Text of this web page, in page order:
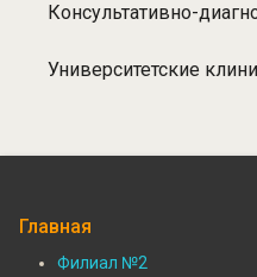
Консультативно-
Университетские
Главная
Филиал №2